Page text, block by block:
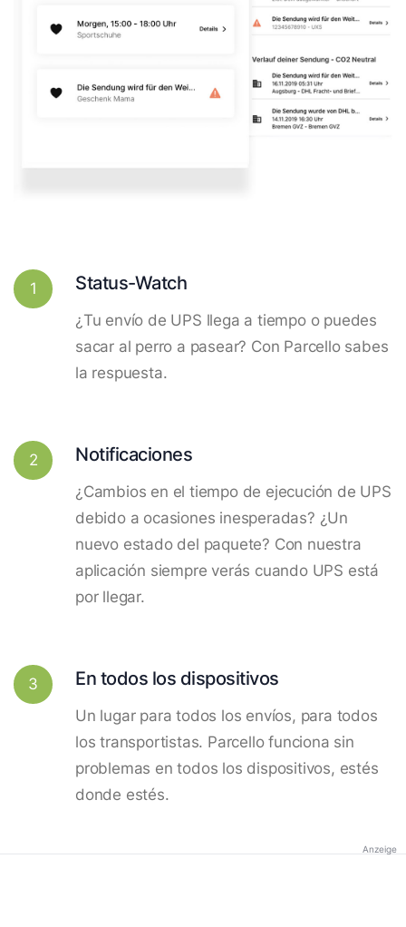
1 Status-Watch
¿Tu envío de UPS llega a tiempo o puedes
sacar al perro a pasear? Con Parcello sabes
la respuesta.
2 Notificaciones
¿Cambios en el tiempo de ejecución de UPS
debido a ocasiones inesperadas? ¿Un
nuevo estado del paquete? Con nuestra
aplicación siempre verás cuando UPS está
por llegar.
3 En todos los dispositivos
Un lugar para todos los envíos, para todos
los transportistas. Parcello funciona sin
problemas en todos los dispositivos, estés
donde estés.
Anzeige